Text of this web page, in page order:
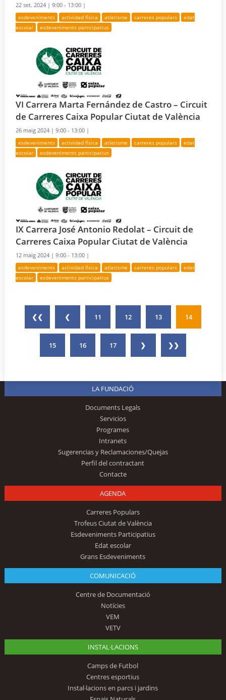
22 set. 2024 |9:00 - 13:00 |
esdeveniments actividad física atletisme carreres populars
edat
escolar
esdeveniments participatius
VI Carrera Marta Fernández de Castro – Circuit
de Carreres Caixa Popular Ciutat de València
26 maig 2024 |9:00 - 13:00 |
esdeveniments actividad física atletisme carreres populars
edat
escolar
esdeveniments participatius
IX Carrera José Antonio Redolat – Circuit de
Carreres Caixa Popular Ciutat de València
12 maig 2024 |9:00 - 13:00 |
esdeveniments actividad física atletisme carreres populars
edat
escolar
esdeveniments participatius
❮❮ ❮ 11 12 13 14
15 16 17 ❯ ❯❯
LA FUNDACIÓ
Documents Legals
Servicios
Programes
Intranets
Sugerencias y Reclamaciones/Quejas
Perfil del contractant
Contacte
AGENDA
Carreres Populars
Trofeus Ciutat de València
Esdeveniments Participatius
Edat escolar
Grans Esdeveniments
COMUNICACIÓ
Centre de Documentació
Notícies
VEM
VETV
INSTAL·LACIONS
Camps de Futbol
Centres esportius
Instal·lacions en parcs i jardins